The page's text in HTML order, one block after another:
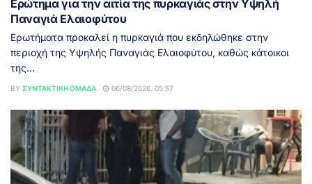
Ερώτημα για την αιτία της πυρκαγιάς στην Υψηλή
Παναγιά Ελαιοφύτου
Ερωτήματα προκαλεί η πυρκαγιά που εκδηλώθηκε στην
περιοχή της Υψηλής Παναγιάς Ελαιοφύτου, καθώς κάτοικοι
της...
BY ΣΥΝΤΑΚΤΙΚΉ ΟΜΆΔΑ 06/08/2026, 05:57